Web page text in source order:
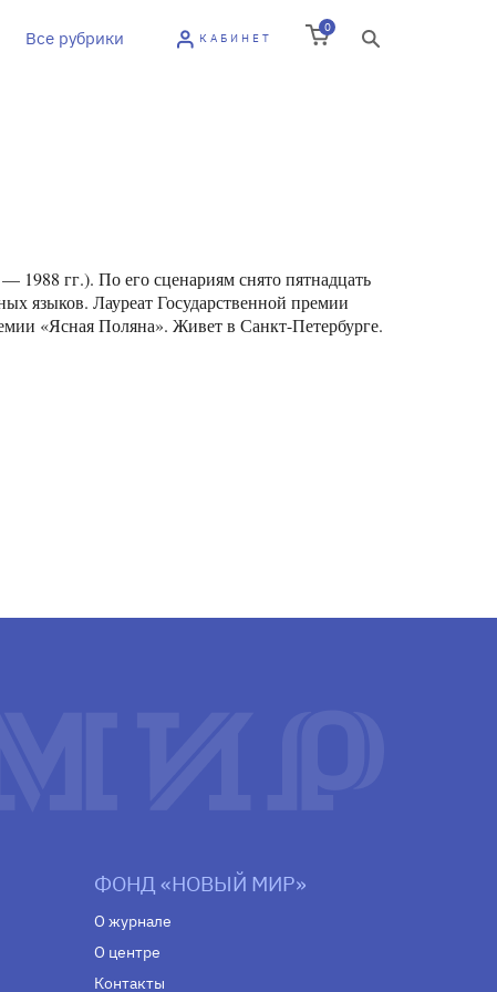
Все рубрики КАБИНЕТ
0
1988 гг.). По его сценариям снято пятнадцать
языков. Лауреат Государственной премии
«Ясная Поляна». Живет в Санкт-Петербурге.
ФОНД «НОВЫЙ МИР»
О журнале
О центре
Контакты